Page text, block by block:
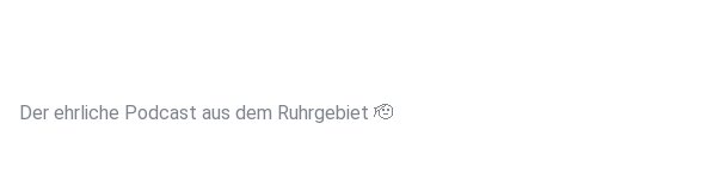
Der ehrliche Podcast aus dem Ruhrgebiet 🫡️